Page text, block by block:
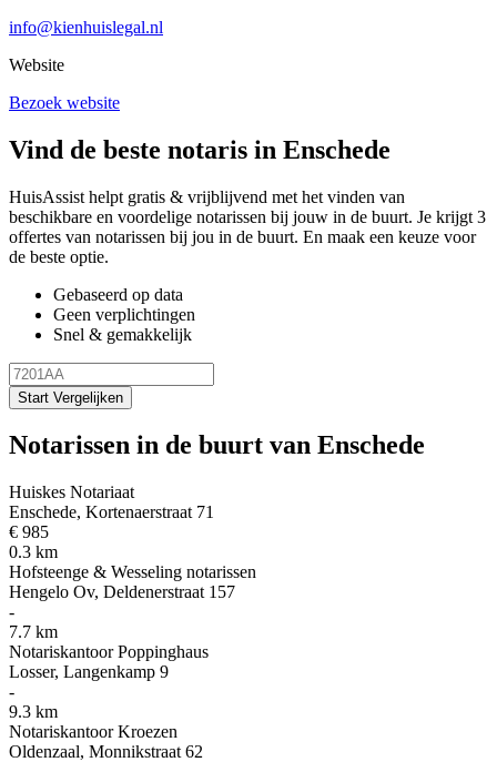
info@kienhuislegal.nl
Website
Bezoek website
Vind de beste notaris in Enschede
HuisAssist helpt gratis & vrijblijvend met het vinden van
beschikbare en voordelige notarissen bij jouw in de buurt. Je krijgt 3
offertes van notarissen bij jou in de buurt. En maak een keuze voor
de beste optie.
Gebaseerd op data
Geen verplichtingen
Snel & gemakkelijk
Start Vergelijken
Notarissen in de buurt van Enschede
Huiskes Notariaat
Enschede, Kortenaerstraat 71
€ 985
0.3 km
Hofsteenge & Wesseling notarissen
Hengelo Ov, Deldenerstraat 157
-
7.7 km
Notariskantoor Poppinghaus
Losser, Langenkamp 9
-
9.3 km
Notariskantoor Kroezen
Oldenzaal, Monnikstraat 62